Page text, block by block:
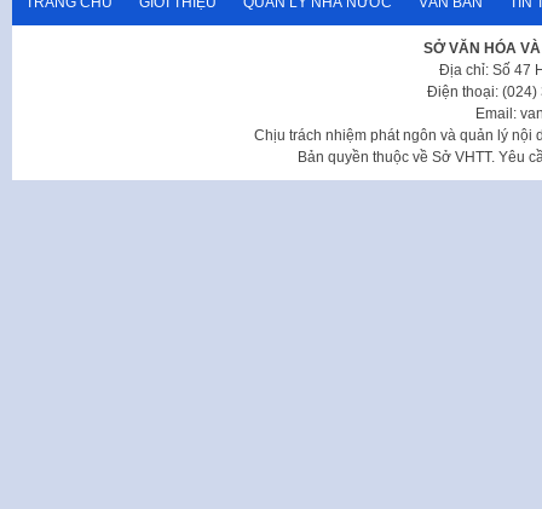
SỞ VĂN HÓA
Địa chỉ: Số 47
Điện thoại: (024)
Email:
Chịu trách nhiệm phát ngôn và quản lý nội
Bản quyền thuộc về Sở VHTT. Yêu